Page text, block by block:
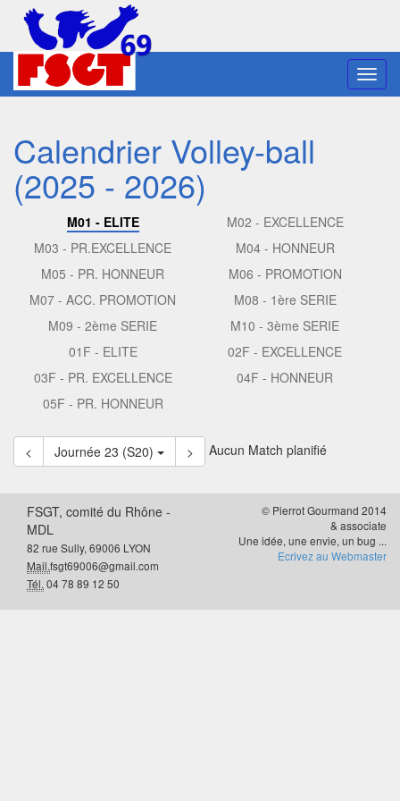
Calendrier Volley-ball
(2025 - 2026)
M01 - ELITE
M02 - EXCELLENCE
M03 - PR.EXCELLENCE
M04 - HONNEUR
M05 - PR. HONNEUR
M06 - PROMOTION
M07 - ACC. PROMOTION
M08 - 1ère SERIE
M09 - 2ème SERIE
M10 - 3ème SERIE
01F - ELITE
02F - EXCELLENCE
03F - PR. EXCELLENCE
04F - HONNEUR
05F - PR. HONNEUR
< Journée 23 (S20) > Aucun Match planifié
FSGT, comité du Rhône -
MDL
82 rue Sully, 69006 LYON
Mail.fsgt69006@gmail.com
Tél. 04 78 89 12 50
© Pierrot Gourmand 2014
& associate
Une idée, une envie, un bug ...
Ecrivez au Webmaster